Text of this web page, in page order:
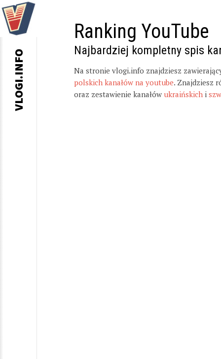
Ranking YouTube
Najbardziej kompletny spis
Na stronie vlogi.info znajdziesz
polskich kanałów na youtube. Znajdziesz
oraz zestawienie kanałów ukraińskich i
VLOGI.INFO